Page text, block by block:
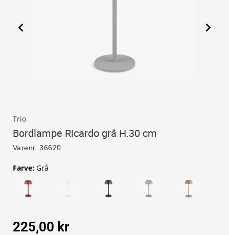
Trio
Bordlampe Ricardo grå H.30 cm
Varenr. 36620
Farve: Grå
225,00 kr